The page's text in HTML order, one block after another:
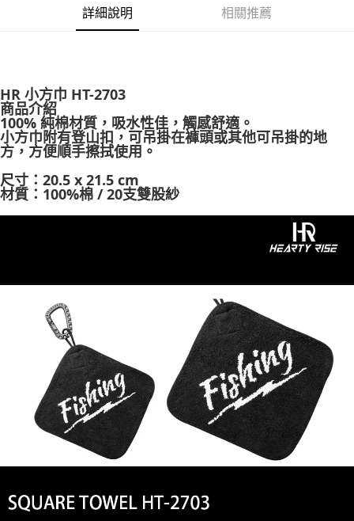
元大商業銀行
永豐商業銀行
流程，驗證手機門號後，選擇欲分期的期數、繳款截止日，確認付款後即完
成交易。
3.實際核准額度、可分期數及費用金額請依後續交易確認頁面所載為準。
4.訂單成立30分鐘內，如未前往確認交易或遇審核未通過，訂單將自動取
消。如遇「轉專審核」未通過狀況，表示未達大哥付你分期系統評分，恕無
【繳款方式說明】
1.分期款項不併入電信帳單，「大哥付你分期」於每月結算日後寄送繳費提
2.透過簡訊連結打開帳單後，可選擇「超商條碼／台灣大直營門市／銀行轉
買賣價金債權讓與本公司後，依約使用本公司帳單繳交帳款。
2.基於同意付款使用「大哥付你分期」之契約關係目的，商店將以您的個人
資料（包含姓名、電話或地址）提供予台灣大哥大進項蒐集、處理及利用，
由本公司與您本人進行分期帳單所需資料之確認、核對及更正。
3.完整用戶服務條款，請詳閱以下連結：https://oppay.tw/userRule
【關於「AFTEE先享後付」】
AFTEE先享後付是「在收到商品之後才付款」的支付方式。 讓您購物簡單
便利好安心！
１．簡單：不需註冊會員、不需綁卡、不需儲值。
２．便利：只要手機號碼，簡訊認證，即可結帳。
３．安心：先確認商品／服務後，再付款。
【「AFTEE先享後付」結帳流程】
１．於結帳方式選擇「AFTEE先享後付」後，將跳轉至「AFTEE先享後付」
※ 請注意：結帳手續完成當下不需立刻繳費，但若您需要取消訂單，請聯絡
購買商品的店家。未經商家同意取消之訂單仍視為有效，需透過AFTEE先享
後付繳納相關費用。
※ 交易是否成功請以「AFTEE先享後付 」之結帳頁面顯示為準，若有關於
是否繳費成功／繳費後需取消欲退款等相關疑問，請聯繫「AFTEE先享後付
客戶支援中心」 https://netprotections.freshdesk.com/support/home
【注意事項】
１．透過由恩沛科技股份有限公司提供之「AFTEE先享後付」服務完成之交
易，需依本服務之必要範圍內提供個人資料，並將交易相關給付款項請求債
權轉讓予恩沛科技股份有限公司。
２．關於個人資料處理事宜，請瀏覽以下網址：
https://aftee.tw/terms/#terms3
任。
４．使用「AFTEE先享後付」時，將依據個別帳號之用戶狀況，依本公司即
ATM付款
貨到付款
運送方式
7-11取貨付款
每筆NT$60，滿NT$1,200(含以上)免運費
付款後7-11取貨
每筆NT$60，滿NT$1,200(含以上)免運費
一般宅配（門市自取請勿下單，請聯繫客服）
每筆NT$100，滿NT$2,000(含以上)免運費
貨到付款（門市自取請勿下單，請聯繫客服）
詳細說明 相關推薦
HR 小方巾 HT-2703
商品介紹
100% 純棉材質，吸水性佳，觸感舒適。
小方巾附有登山扣，可吊掛在褲頭或其他可吊掛的地
方，方便順手擦拭使用。
尺寸：20.5 x 21.5 cm
材質：100%棉 / 20支雙股紗